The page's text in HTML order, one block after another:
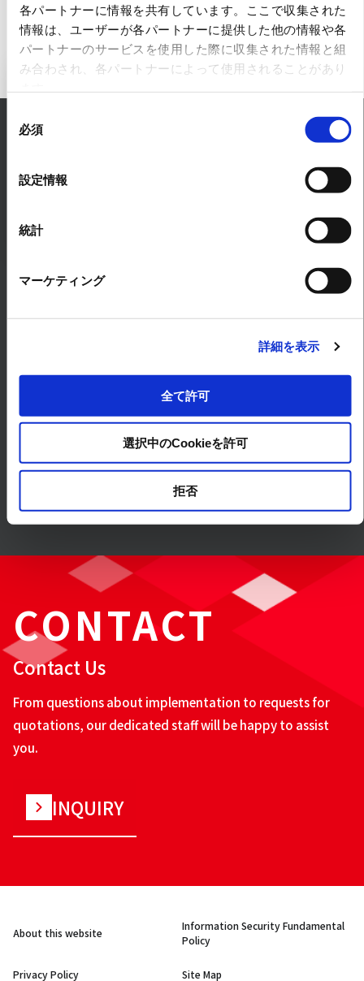
各パートナーに情報を共有しています。ここで収集された
情報は、ユーザーが各パートナーに提供した他の情報や各
パートナーのサービスを使用した際に収集された情報と組
み合わされ、各パートナーによって使用されることがあり
必須
設定情報
統計
マーケティング
詳細を表示
全て許可
選択中のCookieを許可
拒否
Inquiry to ICT Business
RYODEN solves any concerns about ICT.
CONTACT
Solution
CONTACT
Contact Us
From questions about implementation to requests for
quotations, our dedicated staff will be happy to assist
you.
INQUIRY
About this website
Information Security Fundamental
Policy
Privacy Policy Site Map